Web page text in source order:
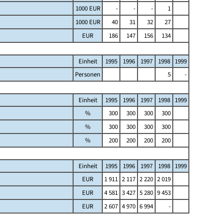
1000 EUR - - -
1
1000 EUR 40 31 32
27
EUR 186 147 156
134
Einheit 1995 1996 1997 1998
1999
Personen 5
-
Einheit 1995 1996 1997 1998
1999
% 300 300 300
300
% 300 300 300
300
% 200 200 200
200
Einheit 1995 1996 1997 1998
1999
EUR 1 911 2 117 2 220 2 019
EUR 4 581 3 427 5 280 9 453
EUR 2 607 4 970 6 994 -